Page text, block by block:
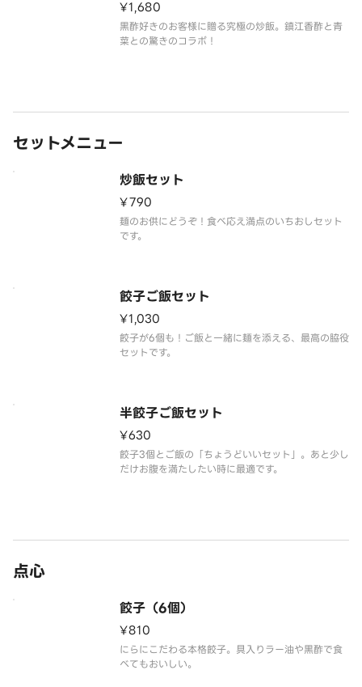
¥1,680
黒酢好きのお客様に贈る究極の炒飯。鎮江香酢と青
菜との驚きのコラボ！
セットメニュー
炒飯セット
¥790
麺のお供にどうぞ！食べ応え満点のいちおしセット
です。
餃子ご飯セット
¥1,030
餃子が6個も！ご飯と一緒に麺を添える、最高の脇役
セットです。
半餃子ご飯セット
¥630
餃子3個とご飯の「ちょうどいいセット」。あと少し
だけお腹を満たしたい時に最適です。
点心
餃子（6個）
¥810
にらにこだわる本格餃子。具入りラー油や黒酢で食
べてもおいしい。